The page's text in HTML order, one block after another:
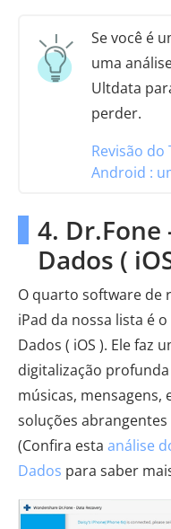
Se você é
uma
Ultdata
perder.
Revisão
Android :
4. Dr.Fone
Dados (
O quarto software de
iPad da nossa lista é
Dados ( iOS ). Ele faz
digitalização
músicas, mensagens,
soluções
(Confira esta análise
Dados para saber